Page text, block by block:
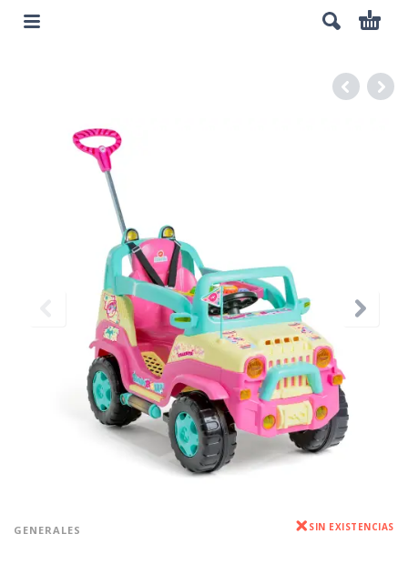
GENERALES SIN EXISTENCIAS